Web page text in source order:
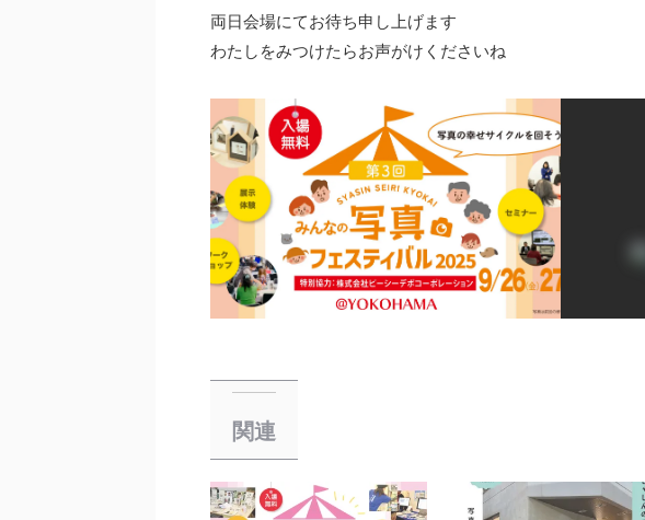
両日会場にてお待ち申し上げます
わたしをみつけたらお声がけくださいね
関連